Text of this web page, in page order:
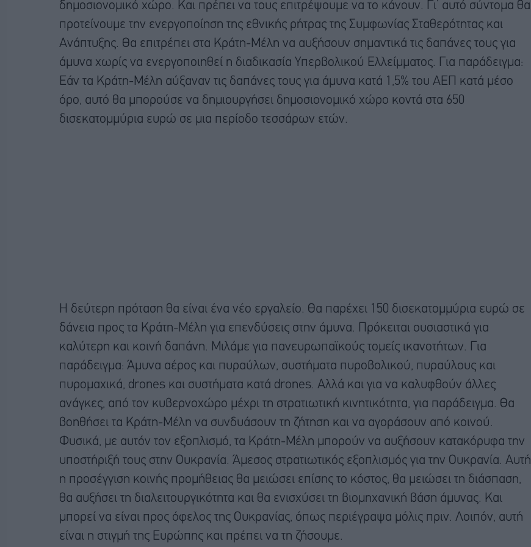
δημοσιονομικό χώρο. Και πρέπει να τους επιτρέψουμε να το κάνουν. Γι’ αυτό σύντομα θα
προτείνουμε την ενεργοποίηση της εθνικής ρήτρας της Συμφωνίας Σταθερότητας και
Ανάπτυξης. Θα επιτρέπει στα Κράτη-Μέλη να αυξήσουν σημαντικά τις δαπάνες τους για
άμυνα χωρίς να ενεργοποιηθεί η διαδικασία Υπερβολικού Ελλείμματος. Για παράδειγμα:
Εάν τα Κράτη-Μέλη αύξαναν τις δαπάνες τους για άμυνα κατά 1,5% του ΑΕΠ κατά μέσο
όρο, αυτό θα μπορούσε να δημιουργήσει δημοσιονομικό χώρο κοντά στα 650
δισεκατομμύρια ευρώ σε μια περίοδο τεσσάρων ετών.
Η δεύτερη πρόταση θα είναι ένα νέο εργαλείο. Θα παρέχει 150 δισεκατομμύρια ευρώ σε
δάνεια προς τα Κράτη-Μέλη για επενδύσεις στην άμυνα. Πρόκειται ουσιαστικά για
καλύτερη και κοινή δαπάνη. Μιλάμε για πανευρωπαϊκούς τομείς ικανοτήτων. Για
παράδειγμα: Άμυνα αέρος και πυραύλων, συστήματα πυροβολικού, πυραύλους και
πυρομαχικά, drones και συστήματα κατά drones. Αλλά και για να καλυφθούν άλλες
ανάγκες, από τον κυβερνοχώρο μέχρι τη στρατιωτική κινητικότητα, για παράδειγμα. Θα
βοηθήσει τα Κράτη-Μέλη να συνδυάσουν τη ζήτηση και να αγοράσουν από κοινού.
Φυσικά, με αυτόν τον εξοπλισμό, τα Κράτη-Μέλη μπορούν να αυξήσουν κατακόρυφα την
υποστήριξή τους στην Ουκρανία. Άμεσος στρατιωτικός εξοπλισμός για την Ουκρανία. Αυτή
η προσέγγιση κοινής προμήθειας θα μειώσει επίσης το κόστος, θα μειώσει τη διάσπαση,
θα αυξήσει τη διαλειτουργικότητα και θα ενισχύσει τη βιομηχανική βάση άμυνας. Και
μπορεί να είναι προς όφελος της Ουκρανίας, όπως περιέγραψα μόλις πριν. Λοιπόν, αυτή
είναι η στιγμή της Ευρώπης και πρέπει να τη ζήσουμε.